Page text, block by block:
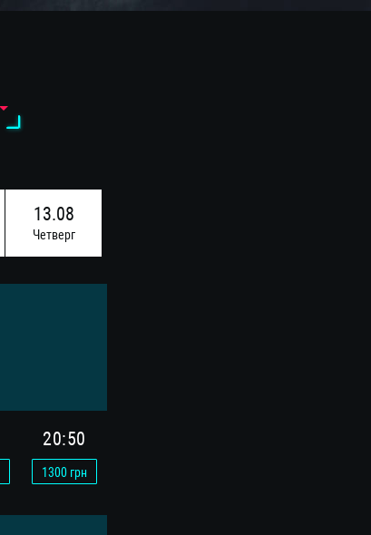
13.08
Четверг
20:50
1300 грн